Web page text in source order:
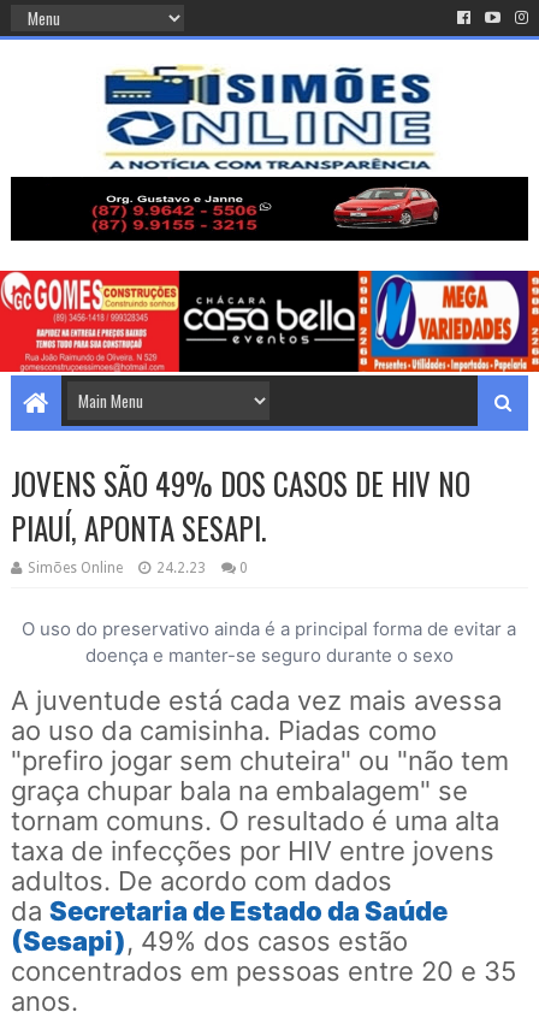
JOVENS SÃO 49% DOS CASOS DE HIV NO
PIAUÍ, APONTA SESAPI.
Simões Online 24.2.23 0
O uso do preservativo ainda é a principal forma de evitar a
doença e manter-se seguro durante o sexo
A juventude está cada vez mais avessa
ao uso da camisinha. Piadas como
"prefiro jogar sem chuteira" ou "não tem
graça chupar bala na embalagem" se
tornam comuns. O resultado é uma alta
taxa de infecções por HIV entre jovens
adultos. De acordo com dados
da Secretaria de Estado da Saúde
(Sesapi), 49% dos casos estão
concentrados em pessoas entre 20 e 35
anos.